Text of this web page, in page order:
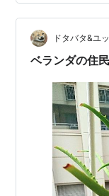
ドタバタ&ユ
ベランダの住